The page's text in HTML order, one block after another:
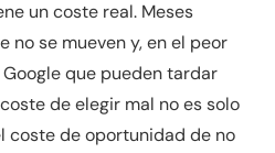
un coste real. Meses
no se mueven y, en el peor
que pueden tardar
de elegir mal no es solo
coste de oportunidad de no